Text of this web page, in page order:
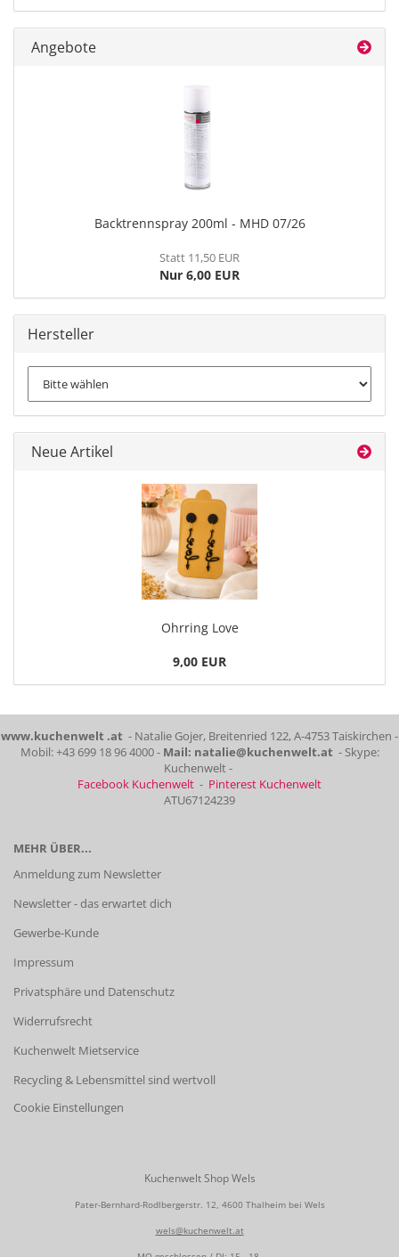
Angebote
Backtrennspray 200ml - MHD 07/26
Statt 11,50 EUR
Nur 6,00 EUR
Hersteller
Neue Artikel
Ohrring Love
9,00 EUR
www.kuchenwelt .at - Natalie Gojer, Breitenried 122, A-4753 Taiskirchen -
Mobil: +43 699 18 96 4000 - Mail: natalie@kuchenwelt.at - Skype:
Kuchenwelt -
Facebook Kuchenwelt - Pinterest Kuchenwelt
ATU67124239
MEHR ÜBER...
Anmeldung zum Newsletter
Newsletter - das erwartet dich
Gewerbe-Kunde
Impressum
Privatsphäre und Datenschutz
Widerrufsrecht
Kuchenwelt Mietservice
Recycling & Lebensmittel sind wertvoll
Cookie Einstellungen
Kuchenwelt Shop Wels
Pater-Bernhard-Rodlbergerstr. 12, 4600 Thalheim bei Wels
wels@kuchenwelt.at